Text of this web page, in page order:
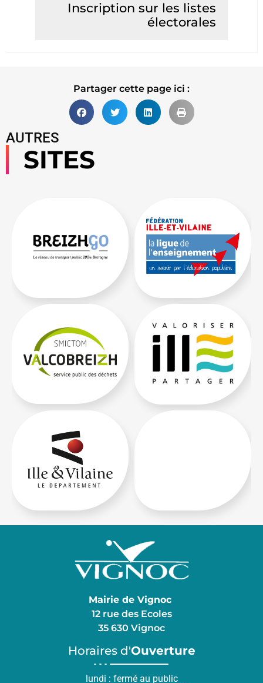
Inscription sur les listes
électorales
Partager cette page ici :
AUTRES
SITES
Mairie de Vignoc
12 rue des Ecoles
35 630 Vignoc
Horaires d'Ouverture
lundi : fermé au public